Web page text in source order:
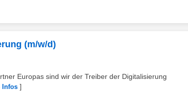
(m/w/d)
Europas sind wir der Treiber der Digitalisierung
Infos ]